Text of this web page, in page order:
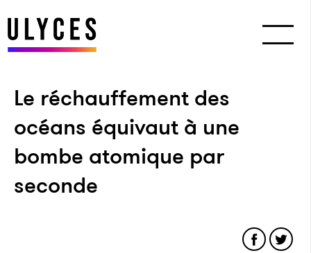
Le réchauffement des
océans équivaut à une
bombe atomique par
seconde